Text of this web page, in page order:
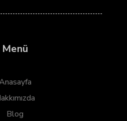
Menü
Blog